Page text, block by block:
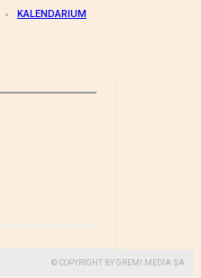
KALENDARIUM
© COPYRIGHT BY GREMI MEDIA SA